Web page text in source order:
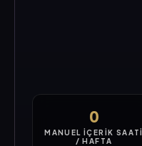
0
MANUEL İÇERIK SAATI
/ HAFTA